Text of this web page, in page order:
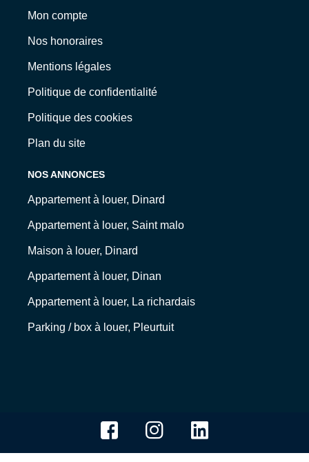
Mon compte
Nos honoraires
Mentions légales
Politique de confidentialité
Politique des cookies
Plan du site
NOS ANNONCES
Appartement à louer, Dinard
Appartement à louer, Saint malo
Maison à louer, Dinard
Appartement à louer, Dinan
Appartement à louer, La richardais
Parking / box à louer, Pleurtuit